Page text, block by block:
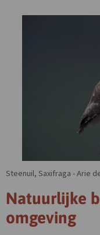
Natuurlijke
omgeving
Steenuil, Saxifraga - Arie